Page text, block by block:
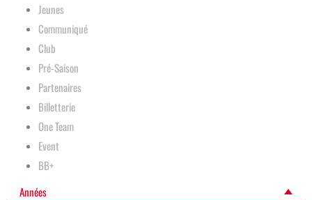
Jeunes
Communiqué
Club
Pré-Saison
Partenaires
Billetterie
One Team
Event
BB+
Années